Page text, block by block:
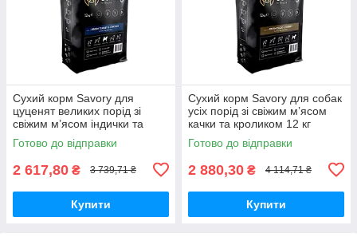
Сухий корм Savory для
цуценят великих порід зі
свіжим м’ясом індички та
курки 12кг
Готово до відправки
2 617,80 ₴ 3 739,71 ₴
Купити
Сухий корм Savory для собак
усіх порід зі свіжим м’ясом
качки та кроликом 12 кг
Готово до відправки
2 880,30 ₴ 4 114,71 ₴
Купити